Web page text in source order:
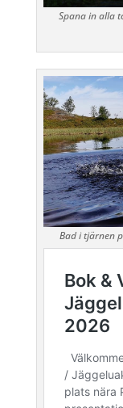
Spana in alla
Bad i tjärnen